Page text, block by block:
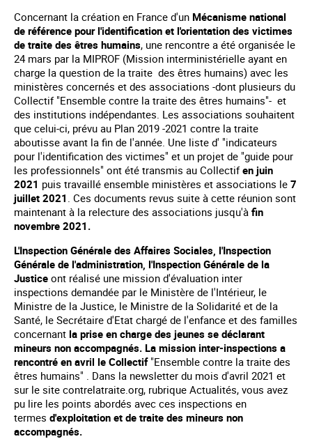
Concernant la création en France d'un Mécanisme national
de référence pour l'identification et l'orientation des victimes
de traite des êtres humains, une rencontre a été organisée le
24 mars par la MIPROF (Mission interministérielle ayant en
charge la question de la traite des êtres humains) avec les
ministères concernés et des associations -dont plusieurs du
Collectif "Ensemble contre la traite des êtres humains"- et
des institutions indépendantes. Les associations souhaitent
que celui-ci, prévu au Plan 2019 -2021 contre la traite
aboutisse avant la fin de l'année. Une liste d' "indicateurs
pour l'identification des victimes" et un projet de "guide pour
les professionnels" ont été transmis au Collectifen juin
2021 puis travaillé ensemble ministères et associations le 7
juillet 2021 . Ces documents revus suite à cette réunion sont
maintenant à la relecture des associations jusqu'à fin
novembre 2021.
L'Inspection Générale des Affaires Sociales, l'Inspection
Générale de l'administration, l'Inspection Générale de la
Justice ont réalisé une mission d'évaluation inter
inspections demandée par le Ministère de l'Intérieur, le
Ministre de la Justice, le Ministre de la Solidarité et de la
Santé, le Secrétaire d'Etat chargé de l'enfance et des familles
concernant la prise en charge des jeunes se déclarant
mineurs non accompagnés. La mission inter-inspections a
rencontré en avril le Collectif "Ensemble contre la traite des
êtres humains" . Dans la newsletter du mois d'avril 2021 et
sur le site contrelatraite.org, rubrique Actualités, vous avez
pu lire les points abordés avec ces inspections en
termes d'exploitation et de traite des mineurs non
accompagnés.